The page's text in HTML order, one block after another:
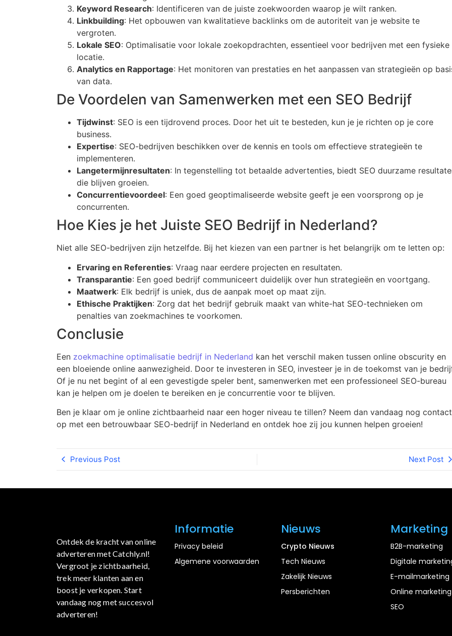
Keyword Research: Identificeren van de juiste zoekwoorden waarop je wilt ranken.
Linkbuilding: Het opbouwen van kwalitatieve backlinks om de autoriteit van je website te
vergroten.
Lokale SEO: Optimalisatie voor lokale zoekopdrachten, essentieel voor bedrijven met een fysieke
locatie.
Analytics en Rapportage: Het monitoren van prestaties en het aanpassen van strategieën op
van data.
De Voordelen van Samenwerken met een SEO Bedrijf
Tijdwinst: SEO is een tijdrovend proces. Door het uit te besteden, kun je je richten op je core
business.
Expertise: SEO-bedrijven beschikken over de kennis en tools om effectieve strategieën te
implementeren.
Langetermijnresultaten: In tegenstelling tot betaalde advertenties, biedt SEO duurzame
die blijven groeien.
Concurrentievoordeel: Een goed geoptimaliseerde website geeft je een voorsprong op je
concurrenten.
Hoe Kies je het Juiste SEO Bedrijf in Nederland?
Niet alle SEO-bedrijven zijn hetzelfde. Bij het kiezen van een partner is het belangrijk om te letten op:
Ervaring en Referenties: Vraag naar eerdere projecten en resultaten.
Transparantie: Een goed bedrijf communiceert duidelijk over hun strategieën en voortgang.
Maatwerk: Elk bedrijf is uniek, dus de aanpak moet op maat zijn.
Ethische Praktijken: Zorg dat het bedrijf gebruik maakt van white-hat SEO-technieken om
penalties van zoekmachines te voorkomen.
Conclusie
Een zoekmachine optimalisatie bedrijf in Nederland kan het verschil maken tussen online obscurity en
een bloeiende online aanwezigheid. Door te investeren in SEO, investeer je in de toekomst van je
Of je nu net begint of al een gevestigde speler bent, samenwerken met een professioneel SEO-bureau
kan je helpen om je doelen te bereiken en je concurrentie voor te blijven.
Ben je klaar om je online zichtbaarheid naar een hoger niveau te tillen? Neem dan vandaag nog contact
op met een betrouwbaar SEO-bedrijf in Nederland en ontdek hoe zij jou kunnen helpen groeien!
Previous Post Next Post
Ontdek de kracht van online
adverteren met Catchly.nl!
Vergroot je zichtbaarheid,
trek meer klanten aan en
boost je verkopen. Start
vandaag nog met succesvol
adverteren!
Informatie
Privacy beleid
Algemene voorwaarden
Nieuws
Crypto Nieuws
Tech Nieuws
Zakelijk Nieuws
Persberichten
Marketing
B2B-marketing
Digitale
E-mailmarketing
Online marketing
SEO